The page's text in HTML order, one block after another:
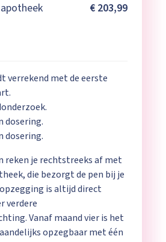
€ 203,99
verrekend met de eerste
dosering.
dosering.
reken je rechtstreeks af met
die bezorgt de pen bij je
is altijd direct
verdere
Vanaf maand vier is het
opzegbaar met één